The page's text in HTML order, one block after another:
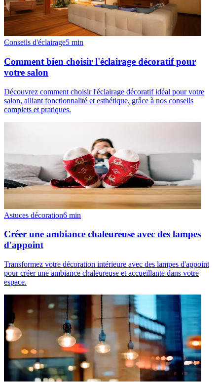
Conseils d'éclairage5 min
Comment bien choisir l'éclairage décoratif pour
votre salon
Découvrez comment choisir l'éclairage décoratif idéal pour votre
salon, alliant fonctionnalité et esthétique, grâce à nos conseils
complets et pratiques.
Astuces décoration6 min
Créer une ambiance chaleureuse avec des lampes
d'appoint
Transformez votre décoration intérieure avec des lampes d'appoint
pour créer une ambiance chaleureuse et accueillante dans votre
espace.